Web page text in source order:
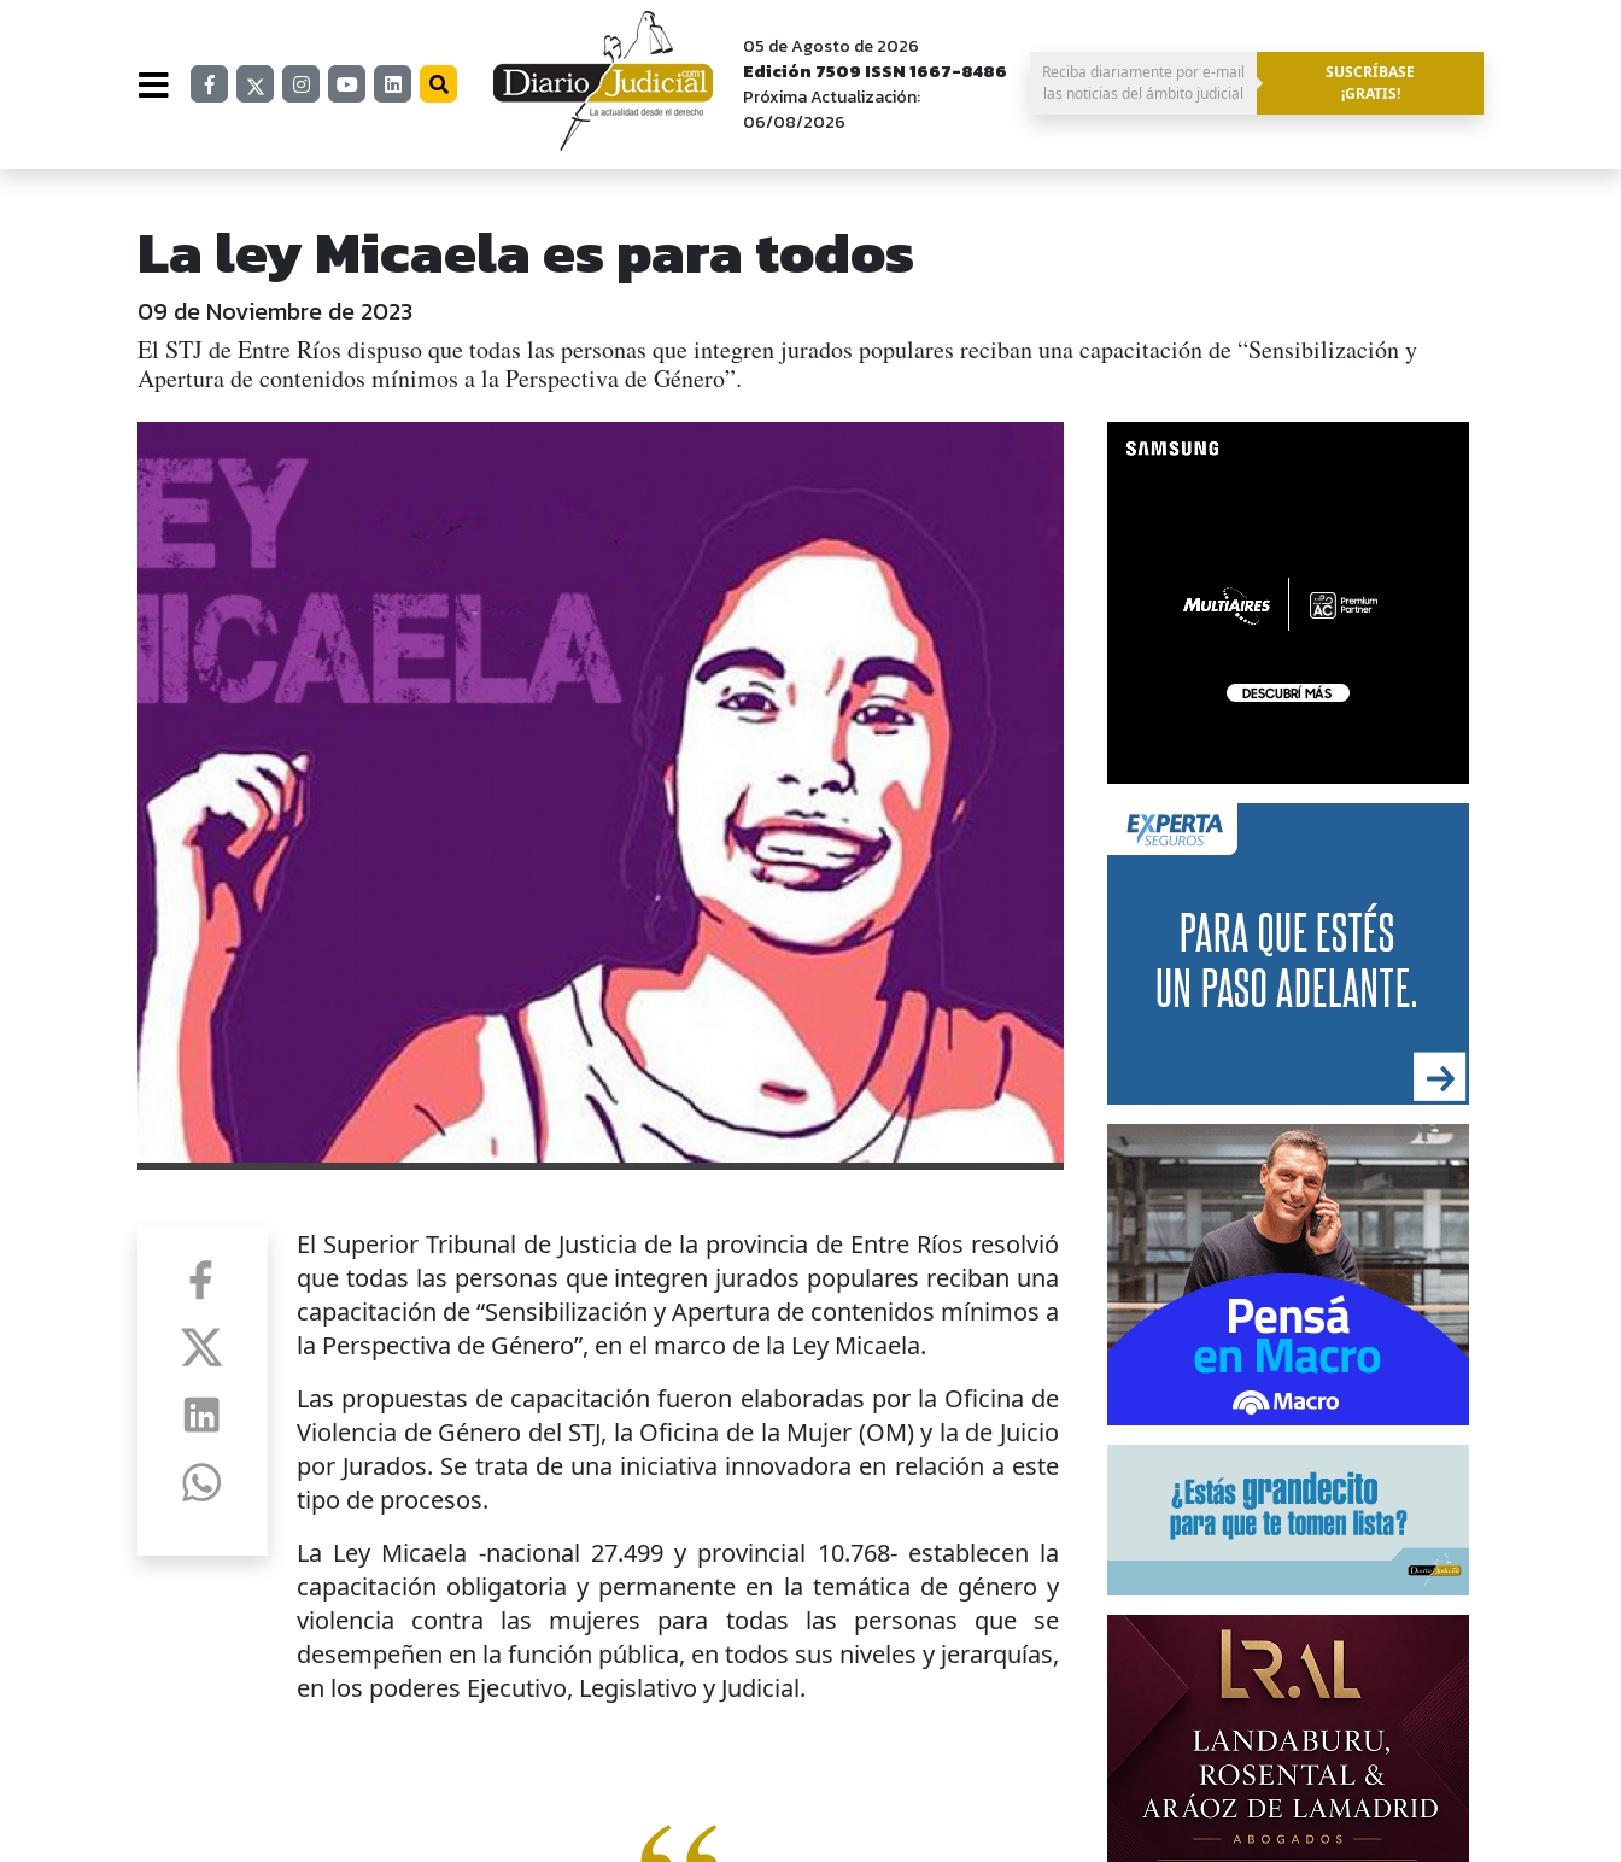
05 de Agosto de 2026
Edición 7509 ISSN 1667-8486
Próxima Actualización:
06/08/2026
Reciba diariamente por e-mail
las noticias del ámbito judicial
SUSCRÍBASE
¡GRATIS!
La ley Micaela es para todos
09 de Noviembre de 2023
El STJ de Entre Ríos dispuso que todas las personas que integren jurados populares reciban una capacitación de “Sensibilización y
Apertura de contenidos mínimos a la Perspectiva de Género”.
El Superior Tribunal de Justicia de la provincia de Entre Ríos resolvió
que todas las personas que integren jurados populares reciban una
capacitación de “Sensibilización y Apertura de contenidos mínimos a
la Perspectiva de Género”, en el marco de la Ley Micaela.
Las propuestas de capacitación fueron elaboradas por la Oficina de
Violencia de Género del STJ, la Oficina de la Mujer (OM) y la de Juicio
por Jurados. Se trata de una iniciativa innovadora en relación a este
tipo de procesos.
La Ley Micaela -nacional 27.499 y provincial 10.768- establecen la
capacitación obligatoria y permanente en la temática de género y
violencia contra las mujeres para todas las personas que se
desempeñen en la función pública, en todos sus niveles y jerarquías,
en los poderes Ejecutivo, Legislativo y Judicial.